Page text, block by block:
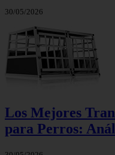
30/05/2026
Los Mejores
para Perros: